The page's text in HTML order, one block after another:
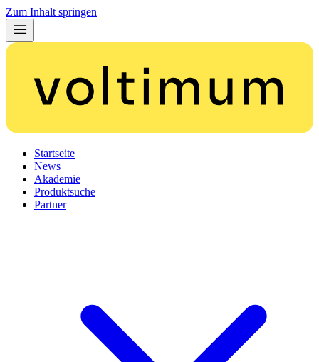
Zum Inhalt springen
Startseite
News
Akademie
Produktsuche
Partner